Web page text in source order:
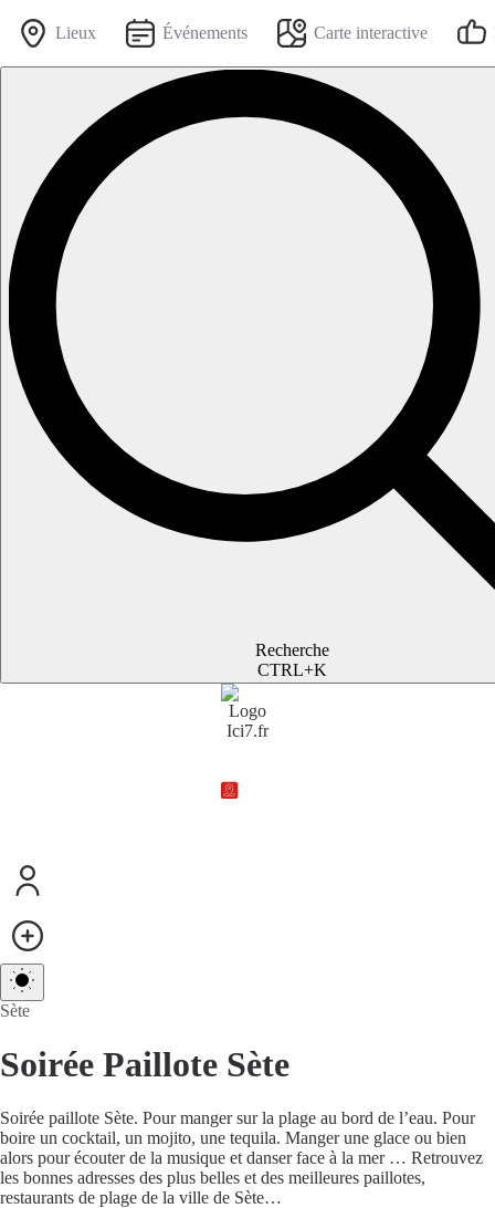
Lieux Événements Carte interactive
Recherche
CTRL+K
Sète
Soirée Paillote Sète
Soirée paillote Sète. Pour manger sur la plage au bord de l’eau. Pour
boire un cocktail, un mojito, une tequila. Manger une glace ou bien
alors pour écouter de la musique et danser face à la mer … Retrouvez
les bonnes adresses des plus belles et des meilleures paillotes,
restaurants de plage de la ville de Sète…